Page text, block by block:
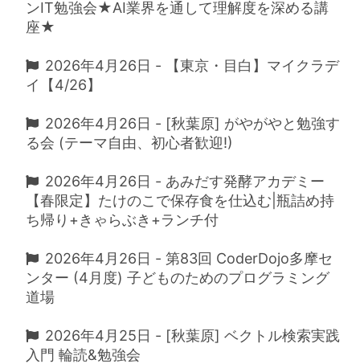
ンIT勉強会★AI業界を通して理解度を深める講
座★
2026年4月26日 - 【東京・目白】マイクラデ
イ【4/26】
2026年4月26日 - [秋葉原] がやがやと勉強す
る会 (テーマ自由、初心者歓迎!)
2026年4月26日 - あみだす発酵アカデミー
【春限定】たけのこで保存食を仕込む|瓶詰め持
ち帰り+きゃらぶき+ランチ付
2026年4月26日 - 第83回 CoderDojo多摩セ
ンター (4月度) 子どものためのプログラミング
道場
2026年4月25日 - [秋葉原] ベクトル検索実践
入門 輪読&勉強会